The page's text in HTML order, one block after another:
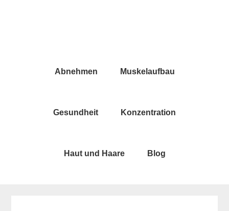
Abnehmen Muskelaufbau
Gesundheit Konzentration
Haut und Haare Blog